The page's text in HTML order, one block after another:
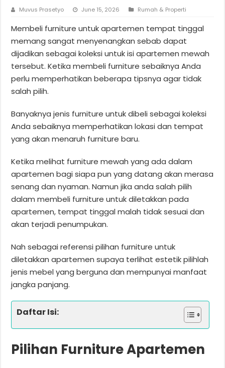
Muvus Prasetyo June 15, 2026 Rumah & Properti
Membeli furniture untuk apartemen tempat tinggal
memang sangat menyenangkan sebab dapat
dijadikan sebagai koleksi untuk isi apartemen mewah
tersebut. Ketika membeli furniture sebaiknya Anda
perlu memperhatikan beberapa tipsnya agar tidak
salah pilih.
Banyaknya jenis furniture untuk dibeli sebagai koleksi
Anda sebaiknya memperhatikan lokasi dan tempat
yang akan menaruh furniture baru.
Ketika melihat furniture mewah yang ada dalam
apartemen bagi siapa pun yang datang akan merasa
senang dan nyaman. Namun jika anda salah pilih
dalam membeli furniture untuk diletakkan pada
apartemen, tempat tinggal malah tidak sesuai dan
akan terjadi penumpukan.
Nah sebagai referensi pilihan furniture untuk
diletakkan apartemen supaya terlihat estetik pilihlah
jenis mebel yang berguna dan mempunyai manfaat
jangka panjang.
Daftar Isi:
Pilihan Furniture Apartemen